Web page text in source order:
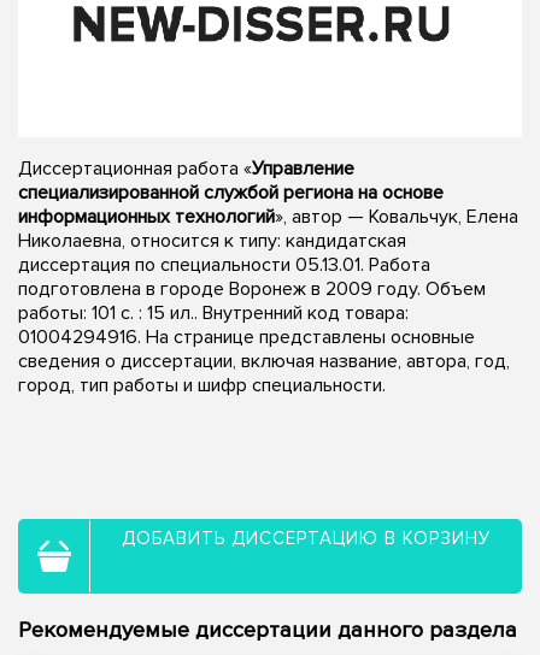
Диссертационная работа «Управление
специализированной службой региона на основе
информационных технологий», автор — Ковальчук, Елена
Николаевна, относится к типу: кандидатская
диссертация по специальности 05.13.01. Работа
подготовлена в городе Воронеж в 2009 году. Объем
работы: 101 с. : 15 ил.. Внутренний код товара:
01004294916. На странице представлены основные
сведения о диссертации, включая название, автора, год,
город, тип работы и шифр специальности.
ДОБАВИТЬ ДИССЕРТАЦИЮ В КОРЗИНУ
Рекомендуемые диссертации данного раздела